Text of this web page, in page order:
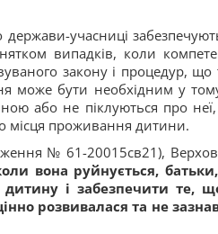
учасниці
випадків, коли
закону і процедур, що
може бути необхідним у
або не піклуються про
місця проживання дитини.
№ 61-20015св21),
вона руйнується, батьки,
і забезпечити те,
розвивалася та не